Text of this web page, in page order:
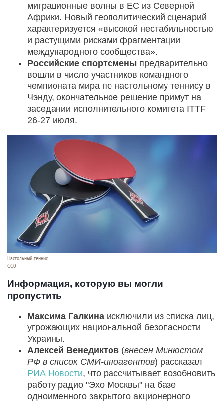
миграционные волны в ЕС из Северной
Африки. Новый геополитический сценарий
характеризуется «высокой нестабильностью
и растущими рисками фрагментации
международного сообщества».
Российские спортсмены предварительно
вошли в число участников командного
чемпионата мира по настольному теннису в
Чэнду, окончательное решение примут на
заседании исполнительного комитета ITTF
26-27 июля.
Настольный теннис.
СС0
Информация, которую вы могли
пропустить
Максима Галкина исключили из списка лиц,
угрожающих национальной безопасности
Украины.
Алексей Венедиктов (внесен Минюстом
РФ в список СМИ-иноагентов) рассказал
РИА Новости, что рассчитывает возобновить
работу радио "Эхо Москвы" на базе
одноименного закрытого акционерного